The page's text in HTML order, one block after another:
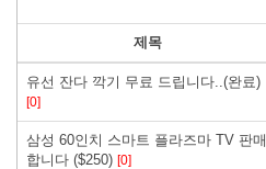
제목
유선 잔다 깍기 무료 드립니다..(완료)
[0]
삼성 60인치 스마트 플라즈마 TV 판매
합니다 ($250) [0]